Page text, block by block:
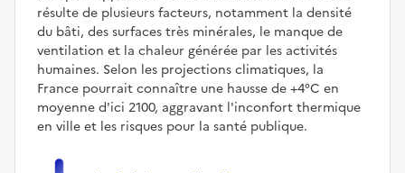
résulte de plusieurs facteurs, notamment la densité
du bâti, des surfaces très minérales, le manque de
ventilation et la chaleur générée par les activités
humaines. Selon les projections climatiques, la
France pourrait connaître une hausse de +4°C en
moyenne d'ici 2100, aggravant l'inconfort thermique
en ville et les risques pour la santé publique.